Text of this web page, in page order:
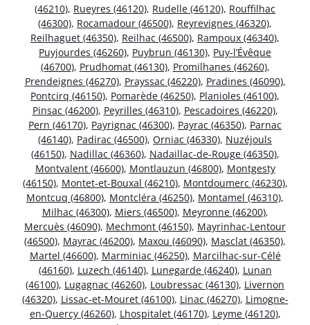
(46210), Rueyres (46120), Rudelle (46120), Rouffilhac
(46300), Rocamadour (46500), Reyrevignes (46320),
Reilhaguet (46350), Reilhac (46500), Rampoux (46340),
Puyjourdes (46260), Puybrun (46130), Puy-l’Évêque
(46700), Prudhomat (46130), Promilhanes (46260),
Prendeignes (46270), Prayssac (46220), Pradines (46090),
Pontcirq (46150), Pomarède (46250), Planioles (46100),
Pinsac (46200), Peyrilles (46310), Pescadoires (46220),
Pern (46170), Payrignac (46300), Payrac (46350), Parnac
(46140), Padirac (46500), Orniac (46330), Nuzéjouls
(46150), Nadillac (46360), Nadaillac-de-Rouge (46350),
Montvalent (46600), Montlauzun (46800), Montgesty
(46150), Montet-et-Bouxal (46210), Montdoumerc (46230),
Montcuq (46800), Montcléra (46250), Montamel (46310),
Milhac (46300), Miers (46500), Meyronne (46200),
Mercuès (46090), Mechmont (46150), Mayrinhac-Lentour
(46500), Mayrac (46200), Maxou (46090), Masclat (46350),
Martel (46600), Marminiac (46250), Marcilhac-sur-Célé
(46160), Luzech (46140), Lunegarde (46240), Lunan
(46100), Lugagnac (46260), Loubressac (46130), Livernon
(46320), Lissac-et-Mouret (46100), Linac (46270), Limogne-
en-Quercy (46260), Lhospitalet (46170), Leyme (46120),